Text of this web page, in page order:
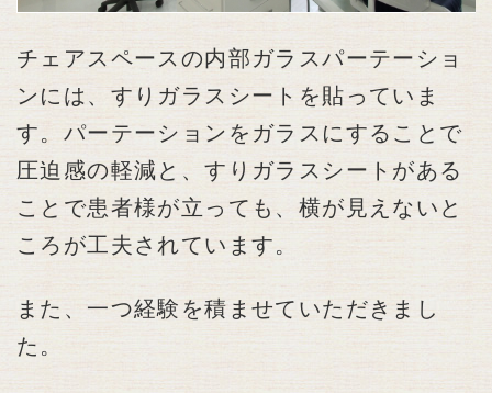
チェアスペースの内部ガラスパーテーショ
ンには、すりガラスシートを貼っていま
す。パーテーションをガラスにすることで
圧迫感の軽減と、すりガラスシートがある
ことで患者様が立っても、横が見えないと
ころが工夫されています。
また、一つ経験を積ませていただきまし
た。